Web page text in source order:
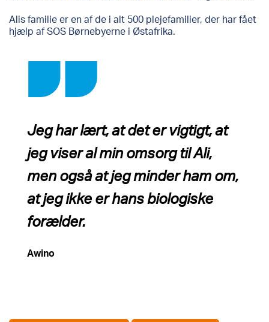
Alis familie er en af de i alt 500 plejefamilier, der har fået
hjælp af SOS Børnebyerne i Østafrika.
Jeg har lært, at det er vigtigt, at
jeg viser al min omsorg til Ali,
men også at jeg minder ham om,
at jeg ikke er hans biologiske
forælder.
Awino